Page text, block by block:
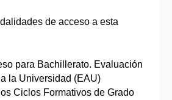
de acceso a esta
para Bachillerato. Evaluación
la Universidad (EAU)
Ciclos Formativos de Grado